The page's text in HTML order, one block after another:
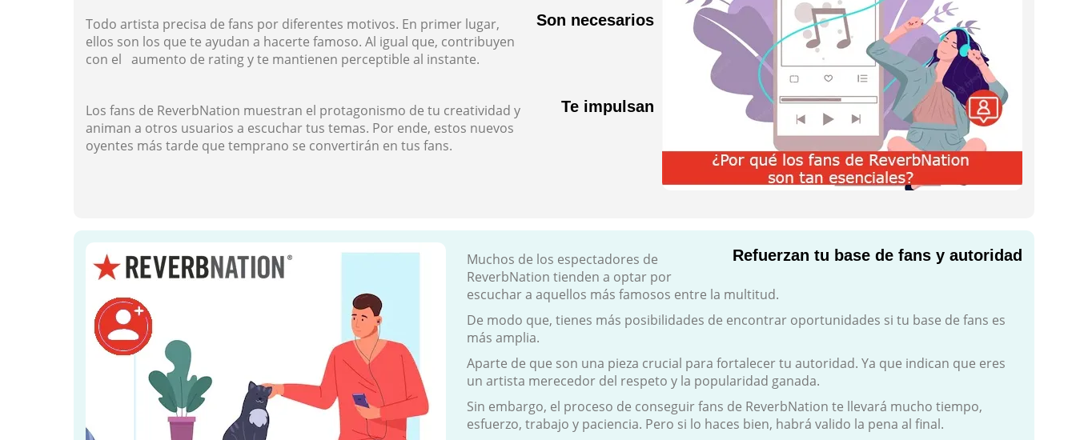
Son necesarios
Todo artista precisa de fans por diferentes motivos. En primer lugar,
ellos son los que te ayudan a hacerte famoso. Al igual que, contribuyen
con el aumento de rating y te mantienen perceptible al instante.
Te impulsan
Los fans de ReverbNation muestran el protagonismo de tu creatividad y
animan a otros usuarios a escuchar tus temas. Por ende, estos nuevos
oyentes más tarde que temprano se convertirán en tus fans.
Refuerzan tu base de fans y autoridad
Muchos de los espectadores de
ReverbNation tienden a optar por
escuchar a aquellos más famosos entre la multitud.
De modo que, tienes más posibilidades de encontrar oportunidades si tu base de fans es
más amplia.
Aparte de que son una pieza crucial para fortalecer tu autoridad. Ya que indican que eres
un artista merecedor del respeto y la popularidad ganada.
Sin embargo, el proceso de conseguir fans de ReverbNation te llevará mucho tiempo,
esfuerzo, trabajo y paciencia. Pero si lo haces bien, habrá valido la pena al final.